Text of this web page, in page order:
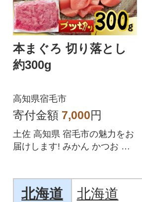
本まぐろ 切り落とし
約300g
高知県宿毛市
寄付金額 7,000円
土佐 高知県 宿毛市の魅力をお
届けします! みかん かつお ま
北海道 北海道